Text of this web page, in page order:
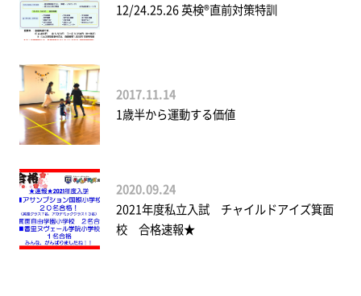
12/24.25.26 英検®直前対策特訓
2017.11.14
1歳半から運動する価値
2020.09.24
2021年度私立入試 チャイルドアイズ箕面
校 合格速報★